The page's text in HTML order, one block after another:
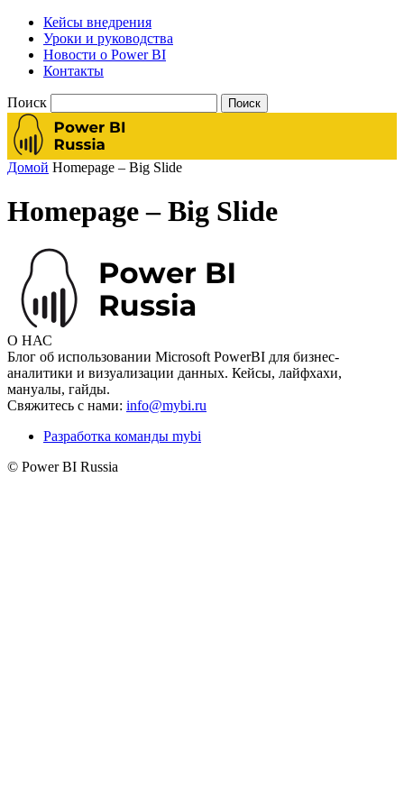
Кейсы внедрения
Уроки и руководства
Новости о Power BI
Контакты
Поиск
Домой Homepage – Big Slide
Homepage – Big Slide
О НАС
Блог об использовании Microsoft PowerBI для бизнес-
аналитики и визуализации данных. Кейсы, лайфхахи,
мануалы, гайды.
Свяжитесь с нами: info@mybi.ru
Разработка команды mybi
© Power BI Russia